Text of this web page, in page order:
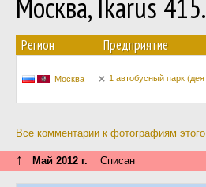
Москва, Ikarus
Регион Предприятие
Москва 1 автобусный парк
Все комментарии к фотографиям
↑ Май 2012 г. Списан